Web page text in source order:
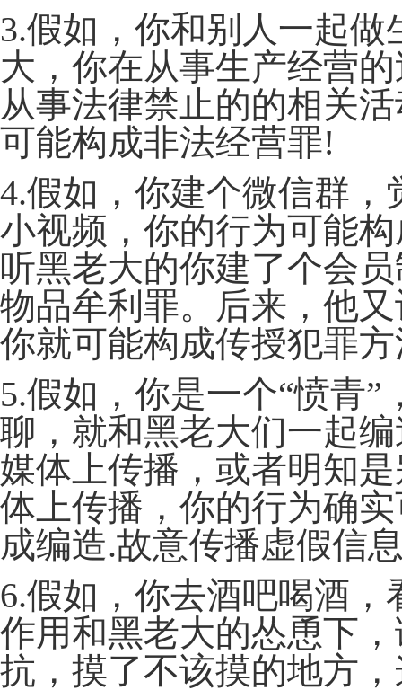
3.假如，你和别人一起
大，你在从事生产经营
从事法律禁止的的相关
可能构成非法经营罪!
4.假如，你建个微信群，
小视频，你的行为可能
听黑老大的你建了个会
物品牟利罪。后来，他
你就可能构成传授犯罪
5.假如，你是一个“愤青
聊，就和黑老大们一起
媒体上传播，或者明知
体上传播，你的行为确
成编造.故意传播虚假信
6.假如，你去酒吧喝酒
作用和黑老大的怂恿下
抗，摸了不该摸的地方